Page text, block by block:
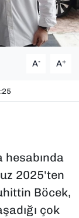
A- A+
hesabında
2025'ten
Böcek,
çok